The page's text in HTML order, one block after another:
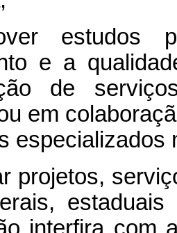
estudos
e a
de
em
especializados
projetos,